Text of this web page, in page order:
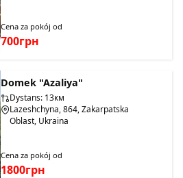
Cena za pokój od
700грн
Domek "Azaliya"
Dystans: 13км
Lazeshchyna, 864, Zakarpatska
Oblast, Ukraina
Cena za pokój od
1800грн